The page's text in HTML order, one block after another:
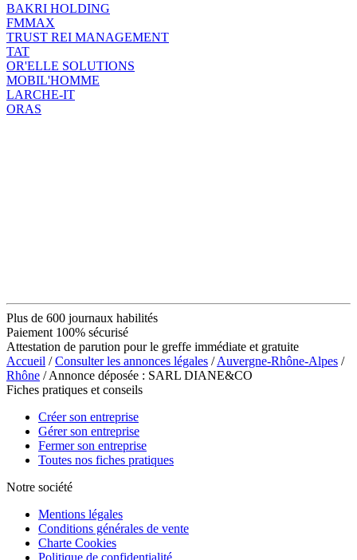
BAKRI HOLDING
FMMAX
TRUST REI MANAGEMENT
TAT
OR'ELLE SOLUTIONS
MOBIL'HOMME
LARCHE-IT
ORAS
Plus de 600 journaux habilités
Paiement 100% sécurisé
Attestation de parution pour le greffe immédiate et gratuite
Accueil /Consulter les annonces légales /Auvergne-Rhône-Alpes /
Rhône / Annonce déposée : SARL DIANE&CO
Fiches pratiques et conseils
Créer son entreprise
Gérer son entreprise
Fermer son entreprise
Toutes nos fiches pratiques
Notre société
Mentions légales
Conditions générales de vente
Charte Cookies
Politique de confidentialité